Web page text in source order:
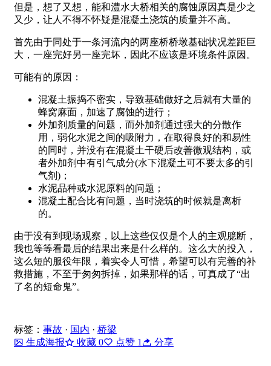
但是，想了又想，能和澧水大桥相关的腐蚀原因真是少之
又少，让人不得不怀疑是混凝土浇筑的质量并不高。
首先由于同处于一条河流内的两座桥桥墩基础状况差距巨
大，一座完好另一座完坏，因此不应该是环境条件原因。
可能有的原因：
混凝土振捣不密实，导致基础做好之后就有大量的
蜂窝麻面，加速了腐蚀的进行；
外加剂质量的问题，而外加剂通过强大的分散作
用，弱化水泥之间的吸附力，在取得良好的和易性
的同时，并没有在混凝土干硬后改善微观结构，或
者外加剂中有引气成分(水下混凝土可不要太多的引
气剂)；
水泥品种或水泥原料的问题；
混凝土配合比有问题，当时浇筑的时候就是离析
的。
由于没有到现场观察，以上这些仅仅是个人的主观臆断，
我也等等看最后的结果出来是什么样的。这么大的投入，
这么短的服役年限，着实令人可惜，希望可以有完善的补
救措施，不至于匆匆拆掉，如果那样的话，可真成了“出
了名的短命鬼”。
标签： 事故 · 国内 · 桥梁
生成海报
收藏 0 点赞 1 分享